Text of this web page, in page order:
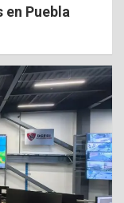
Puebla